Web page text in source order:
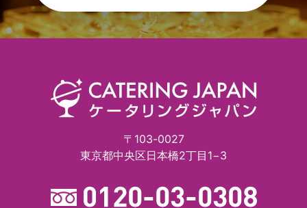
〒103-0027
東京都中央区日本橋2丁目1−3